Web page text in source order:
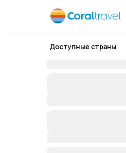
Доступные страны